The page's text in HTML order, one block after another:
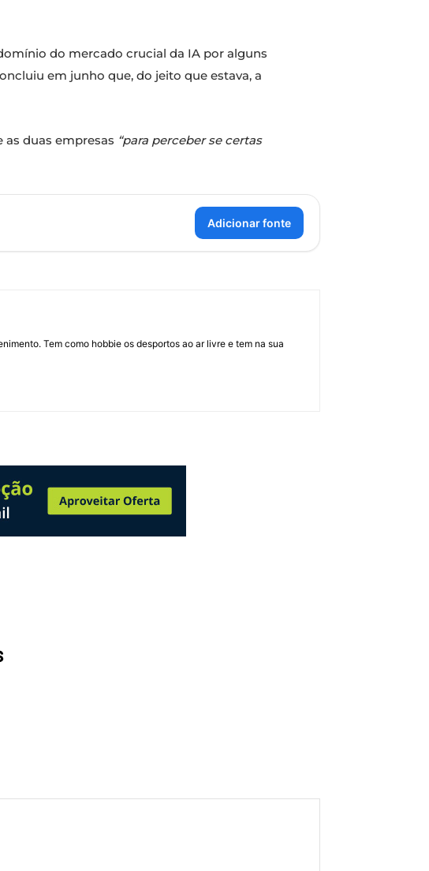
do mercado crucial da IA ​​por alguns
em junho que, do jeito que estava, a
duas empresas “para perceber se certas
Adicionar fonte
Tem como hobbie os desportos ao ar livre e tem na sua